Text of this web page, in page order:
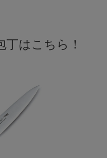
はこちら！